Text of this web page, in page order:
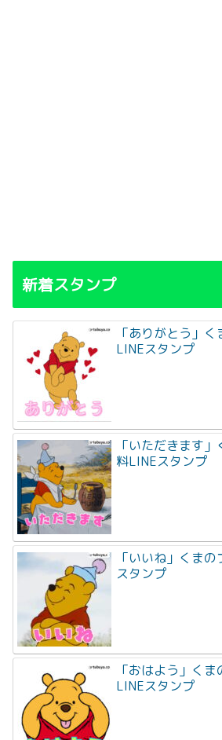
新着スタンプ
「ありがとう」
LINEスタンプ
「いただきます
料LINEスタンプ
「いいね」くま
スタンプ
「おはよう」く
LINEスタンプ